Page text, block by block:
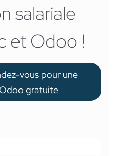
salariale
et Odoo !
vous pour une
gratuite